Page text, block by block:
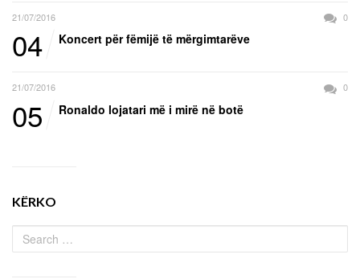
21/07/2016 0
04 Koncert për fëmijë të mërgimtarëve
21/07/2016 0
05 Ronaldo lojatari më i mirë në botë
KËRKO